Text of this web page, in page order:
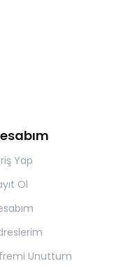
Yap
Ol
Unuttum